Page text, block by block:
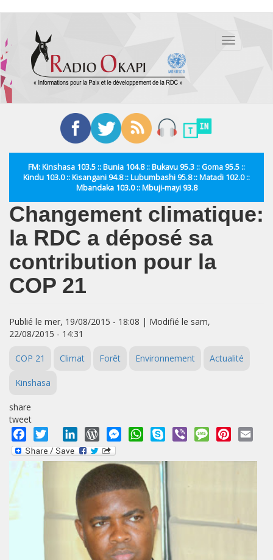
contenu
principal
Toggle
FM: Kinshasa 103.5 :: Bunia 104.8 :: Bukavu 95.3 :: Goma 95.5 ::
Kindu 103.0 :: Kisangani 94.8 :: Lubumbashi 95.8 :: Matadi 102.0 ::
Mbandaka 103.0 :: Mbuji-mayi 93.8
Changement climatique:
la RDC a déposé sa
contribution pour la
COP 21
Publié le mer, 19/08/2015 - 18:08 | Modifié le sam,
22/08/2015 - 14:31
COP 21 Climat Forêt Environnement Actualité
Kinshasa
share
tweet
Facebook
Twitter LinkedInWordPressMessengerWhatsApp
Skype Viber MessagePinterest